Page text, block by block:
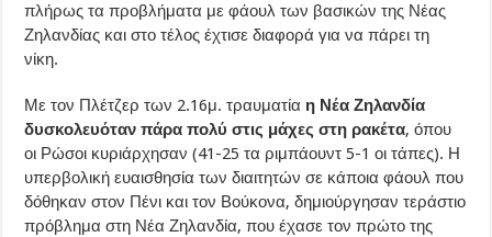
πλήρως τα προβλήματα με φάουλ των βασικών της Νέας
Ζηλανδίας και στο τέλος έχτισε διαφορά για να πάρει τη
νίκη.
Με τον Πλέτζερ των 2.16μ. τραυματία η Νέα Ζηλανδία
δυσκολευόταν πάρα πολύ στις μάχες στη ρακέτα, όπου
οι Ρώσοι κυριάρχησαν (41-25 τα ριμπάουντ 5-1 οι τάπες). Η
υπερβολική ευαισθησία των διαιτητών σε κάποια φάουλ που
δόθηκαν στον Πένι και τον Βούκονα, δημιούργησαν τεράστιο
πρόβλημα στη Νέα Ζηλανδία, που έχασε τον πρώτο της